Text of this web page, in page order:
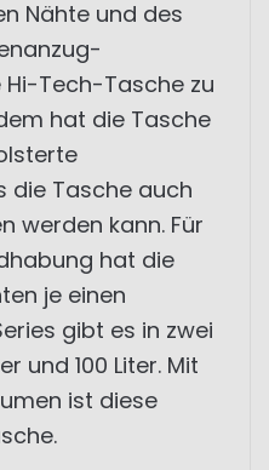
Nähte und des
Hi-Tech-Tasche zu
hat die Tasche
die Tasche auch
werden kann. Für
hat die
je einen
gibt es in zwei
und 100 Liter. Mit
ist diese